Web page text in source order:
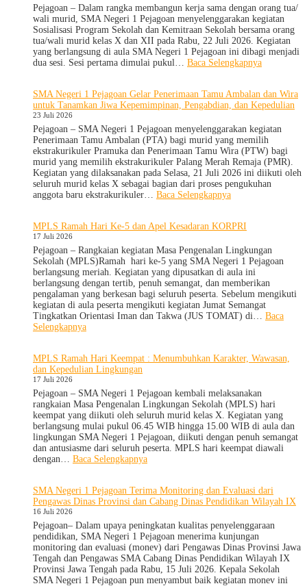
Negeri
1
Pejagoan
Gelar
Deklarasi
Integritas
LDDK
Pejagoan – Dalam rangka membangun kerja sama dengan orang tua/
wali murid, SMA Negeri 1 Pejagoan menyelenggarakan kegiatan
Sosialisasi Program Sekolah dan Kemitraan Sekolah bersama orang
tua/wali murid kelas X dan XII pada Rabu, 22 Juli 2026. Kegiatan
yang berlangsung di aula SMA Negeri 1 Pejagoan ini dibagi menjadi
dua sesi. Sesi pertama dimulai pukul… Baca Selengkapnya:
Sekolah
dan
Bersama
Orang
Tua/Wali
Murid
Kelas
X
Tahun
Pelajaran
2026/2027
SMA Negeri 1 Pejagoan Gelar Penerimaan Tamu Ambalan dan Wira
untuk Tanamkan Jiwa Kepemimpinan, Pengabdian, dan Kepedulian
23 Juli 2026
Pejagoan – SMA Negeri 1 Pejagoan menyelenggarakan kegiatan
Penerimaan Tamu Ambalan (PTA) bagi murid yang memilih
ekstrakurikuler Pramuka dan Penerimaan Tamu Wira (PTW) bagi
murid yang memilih ekstrakurikuler Palang Merah Remaja (PMR).
Kegiatan yang dilaksanakan pada Selasa, 21 Juli 2026 ini diikuti oleh
seluruh murid kelas X sebagai bagian dari proses pengukuhan
anggota baru ekstrakurikuler… Baca Selengkapnya:
1
Gelar
Penerimaan
Tamu
Ambalan
dan
Wira
untuk
Pengabdian,
MPLS Ramah Hari Ke-5 dan Apel Kesadaran KORPRI
17 Juli 2026
Pejagoan – Rangkaian kegiatan Masa Pengenalan Lingkungan
Sekolah (MPLS)Ramah hari ke-5 yang SMA Negeri 1 Pejagoan
berlangsung meriah. Kegiatan yang dipusatkan di aula ini
berlangsung dengan tertib, penuh semangat, dan memberikan
pengalaman yang berkesan bagi seluruh peserta. Sebelum mengikuti
kegiatan di aula peserta mengikuti kegiatan Jumat Semangat
Tingkatkan Orientasi Iman dan Takwa (JUS TOMAT) di… Baca
Selengkapnya:
Hari
Ke-
dan
Apel
Kesadaran
KORPRI
MPLS Ramah Hari Keempat : Menumbuhkan Karakter, Wawasan,
dan Kepedulian Lingkungan
17 Juli 2026
Pejagoan – SMA Negeri 1 Pejagoan kembali melaksanakan
rangkaian Masa Pengenalan Lingkungan Sekolah (MPLS) hari
keempat yang diikuti oleh seluruh murid kelas X. Kegiatan yang
berlangsung mulai pukul 06.45 WIB hingga 15.00 WIB di aula dan
lingkungan SMA Negeri 1 Pejagoan, diikuti dengan penuh semangat
dan antusiasme dari seluruh peserta. MPLS hari keempat diawali
dengan… Baca Selengkapnya:
Hari
Keempat
Menumbuhkan
Karakter,
Wawasan,
dan
Kepedulian
Lingkungan
SMA Negeri 1 Pejagoan Terima Monitoring dan Evaluasi dari
Pengawas Dinas Provinsi dan Cabang Dinas Pendidikan Wilayah IX
16 Juli 2026
Pejagoan– Dalam upaya peningkatan kualitas penyelenggaraan
pendidikan, SMA Negeri 1 Pejagoan menerima kunjungan
monitoring dan evaluasi (monev) dari Pengawas Dinas Provinsi Jawa
Tengah dan Pengawas SMA Cabang Dinas Pendidikan Wilayah IX
Provinsi Jawa Tengah pada Rabu, 15 Juli 2026. Kepala Sekolah
SMA Negeri 1 Pejagoan pun menyambut baik kegiatan monev ini